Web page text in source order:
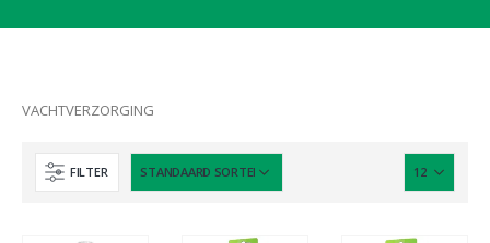
VACHTVERZORGING
FILTER